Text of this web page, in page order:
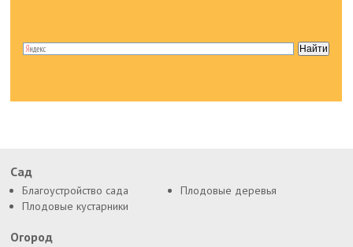
Сад
Благоустройство сада
Плодовые деревья
Плодовые кустарники
Огород